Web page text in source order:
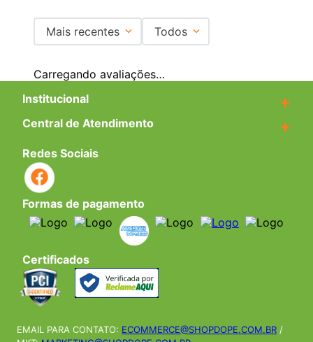
Mais recentes Todos
Carregando avaliações…
Institucional
+
Central de Atendimento +
Redes Sociais
Formas de pagamento
Certificados
EMAIL PARA CONTATO: ECOMMERCE@SHOPDOPE.COM.BR /